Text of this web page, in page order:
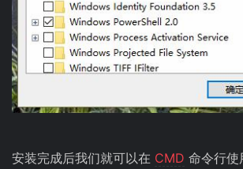
安装完成后我们就可以在 CMD 命令行